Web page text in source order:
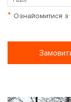
* Ознайомитися з